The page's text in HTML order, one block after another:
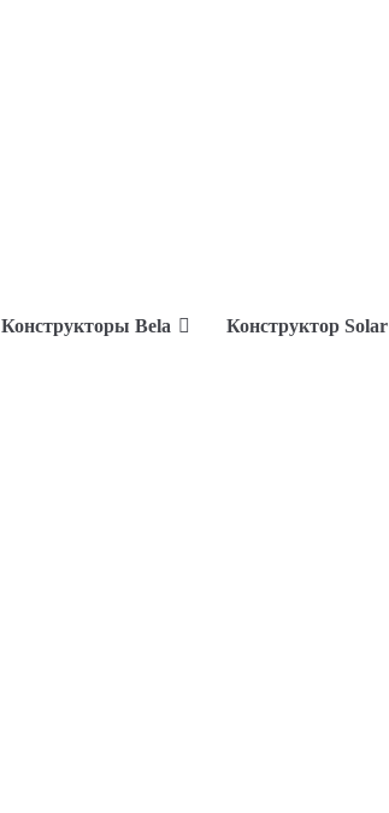
Конструкторы Bela Конструктор Solar